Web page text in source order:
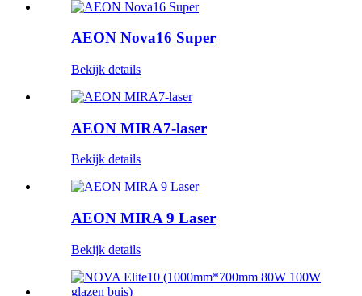
AEON Nova16 Super
Bekijk details
AEON MIRA7-laser
Bekijk details
AEON MIRA 9 Laser
Bekijk details